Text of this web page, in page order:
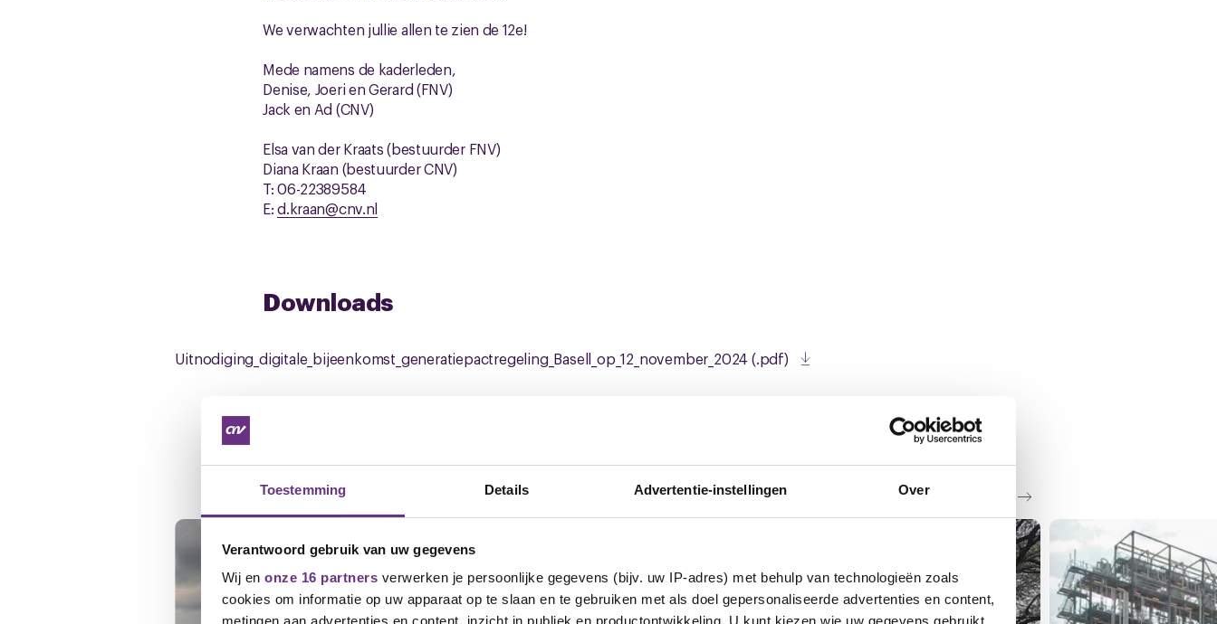
Toestemming Details Advertentie-instellingen Over
Verantwoord gebruik van uw gegevens
Wij en onze 16 partners verwerken je persoonlijke gegevens (bijv. uw IP-adres) met behulp van technologieën zoals
cookies om informatie op uw apparaat op te slaan en te gebruiken met als doel gepersonaliseerde advertenties en content,
We verwachten jullie allen te zien de 12e!
Mede namens de kaderleden,
Denise, Joeri en Gerard (FNV)
Jack en Ad (CNV)
Elsa van der Kraats (bestuurder FNV)
Diana Kraan (bestuurder CNV)
T: 06-22389584
E:d.kraan@cnv.nl
Downloads
Uitnodiging_digitale_bijeenkomst_generatiepactregeling_Basell_op_12_november_2024 (.pdf)
Gerelateerd nieuws
Zie al het nieuws